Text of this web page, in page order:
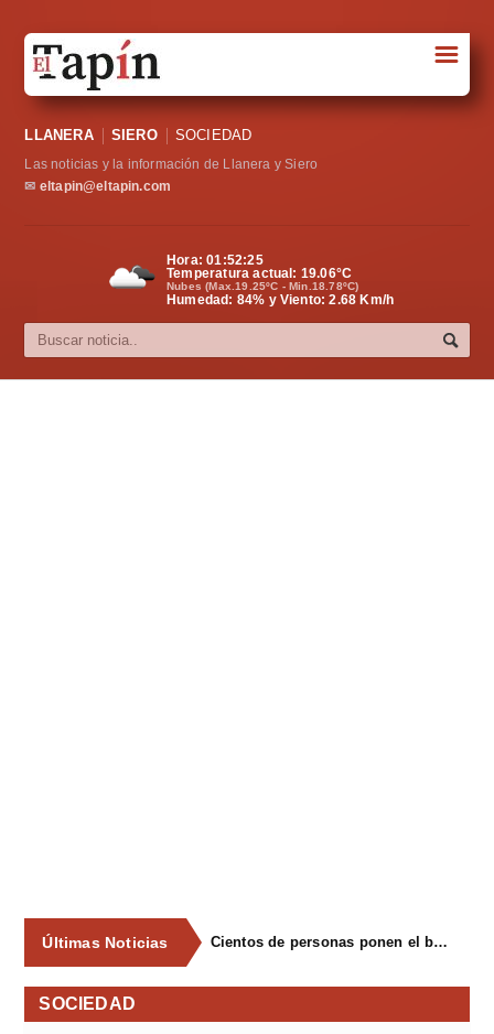
Sociedad
Política
Cultura
☰
LLANERA SIERO SOCIEDAD
Las noticias y la información de Llanera y Siero
✉ eltapin@eltapin.com
Hora:01:52:26
Temperatura actual: 19.06°C
Nubes (Max.19.25ºC - Min.18.78ºC)
Humedad: 84% y Viento: 2.68 Km/h
Últimas Noticias Cientos de personas ponen el broche final a las fiestas de La Salud de Lieres con la tradicional merienda
SOCIEDAD